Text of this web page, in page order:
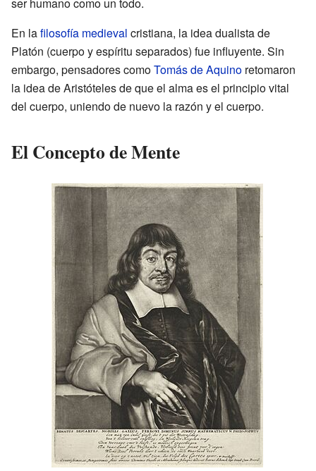
En lafilosofía medieval cristiana, la idea dualista de
Platón (cuerpo y espíritu separados) fue influyente. Sin
embargo, pensadores comoTomás de Aquino retomaron
la idea de Aristóteles de que el alma es el principio vital
del cuerpo, uniendo de nuevo la razón y el cuerpo.
El Concepto de Mente